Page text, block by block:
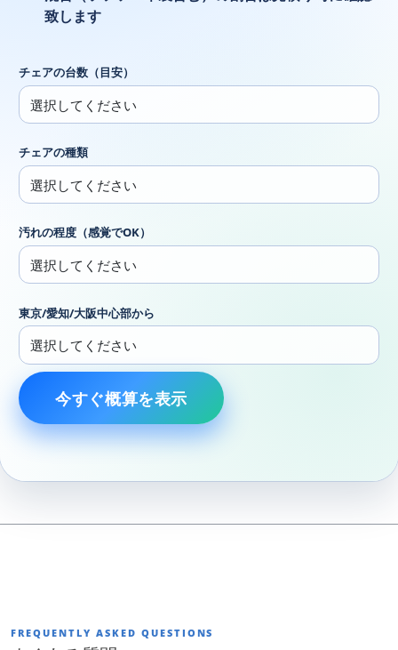
致します
チェアの台数（目安）
チェアの種類
汚れの程度（感覚でOK）
東京/愛知/大阪中心部から
今すぐ概算を表示
FREQUENTLY ASKED QUESTIONS